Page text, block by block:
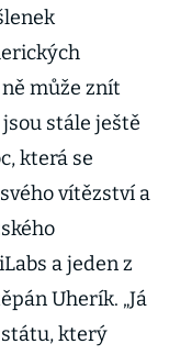
může znít
stále ještě
která se
vítězství a
a jeden z
Uherík. „Já
který